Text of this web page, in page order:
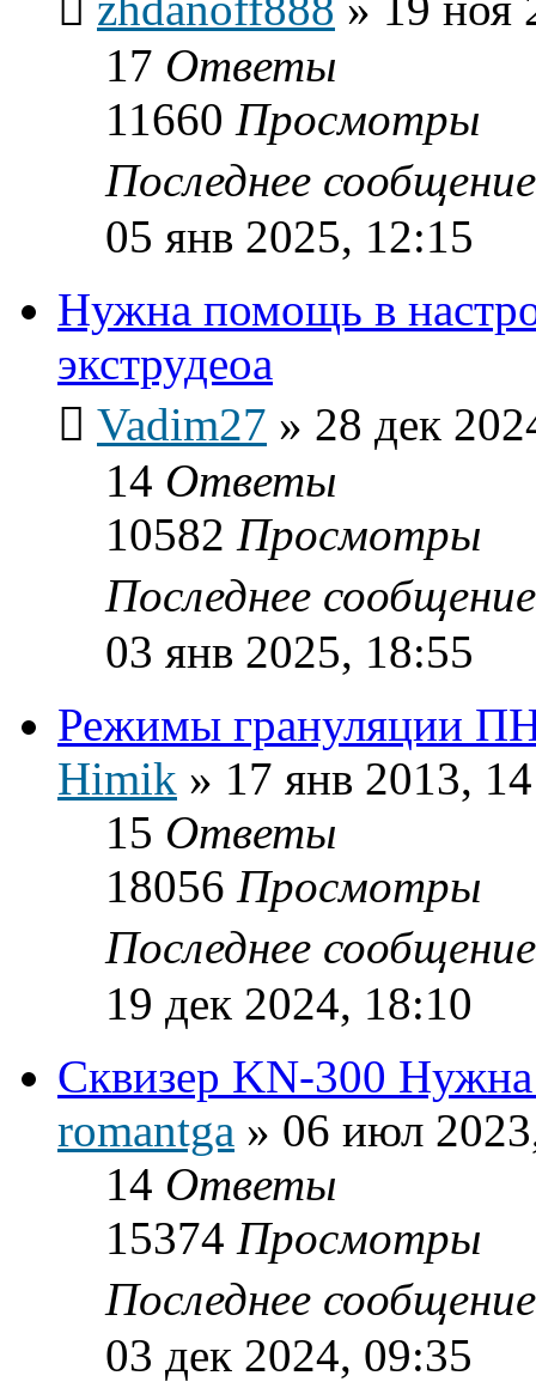
17 Ответы
11660 Просмотры
Последнее
05 янв 2025, 12:15
Нужна помощь в
экструдеоа
Vadim27 » 28 дек
14 Ответы
10582 Просмотры
Последнее
03 янв 2025, 18:55
Режимы грануляции
Himik » 17 янв 2013,
15 Ответы
18056 Просмотры
Последнее
19 дек 2024, 18:10
Сквизер KN-300
romantga » 06 июл
14 Ответы
15374 Просмотры
Последнее
03 дек 2024, 09:35